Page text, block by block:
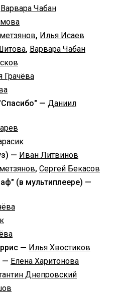
Варвара Чабан
, Илья Исаев
, Варвара Чабан
Грачёва
— Даниил
— Иван Литвинов
, Сергей Бекасов
(в мультиплеере) —
— Илья Хвостиков
— Елена Харитонова
Днепровский